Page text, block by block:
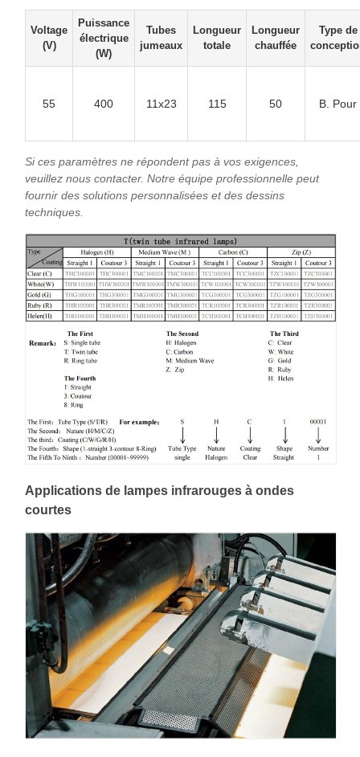
Voltage
(V)
Puissance
électrique
(W)
Tubes
jumeaux
Longueur
totale
Longueur
chauffée
Type de
55 400 11x23 115 50 B. Pour
Si ces paramètres ne répondent pas à vos exigences,
veuillez nous contacter. Notre équipe professionnelle peut
fournir des solutions personnalisées et des dessins
techniques.
Applications de lampes infrarouges à ondes
courtes